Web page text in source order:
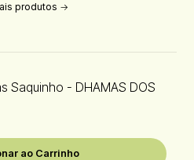
produtos
Saquinho - DHAMAS DOS
ao Carrinho